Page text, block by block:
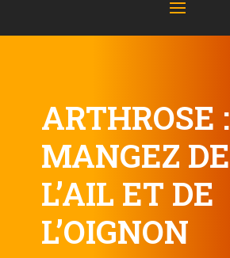
ARTHROSE :
MANGEZ DE
L’AIL ET DE
L’OIGNON